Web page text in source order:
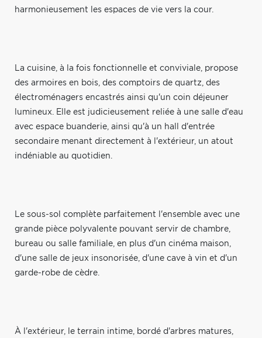
harmonieusement les espaces de vie vers la cour.
La cuisine, à la fois fonctionnelle et conviviale, propose
des armoires en bois, des comptoirs de quartz, des
électroménagers encastrés ainsi qu'un coin déjeuner
lumineux. Elle est judicieusement reliée à une salle d'eau
avec espace buanderie, ainsi qu'à un hall d'entrée
secondaire menant directement à l'extérieur, un atout
indéniable au quotidien.
Le sous-sol complète parfaitement l'ensemble avec une
grande pièce polyvalente pouvant servir de chambre,
bureau ou salle familiale, en plus d'un cinéma maison,
d'une salle de jeux insonorisée, d'une cave à vin et d'un
garde-robe de cèdre.
À l'extérieur, le terrain intime, bordé d'arbres matures,